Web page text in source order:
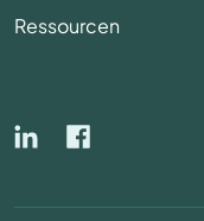
Ressourcen